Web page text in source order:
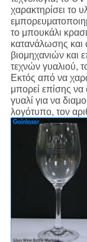
χαρακτηρίσει το
το μπουκάλι
κατανάλωσης και
βιομηχανιών και
τεχνών γυαλιού,
Εκτός από να
μπορεί επίσης να
γυαλί για να
λογότυπο, τον